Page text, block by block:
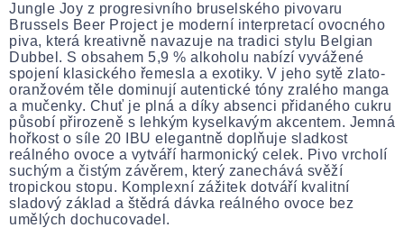
Jungle Joy z progresivního bruselského pivovaru
Brussels Beer Project je moderní interpretací ovocného
piva, která kreativně navazuje na tradici stylu Belgian
Dubbel. S obsahem 5,9 % alkoholu nabízí vyvážené
spojení klasického řemesla a exotiky. V jeho sytě zlato-
oranžovém těle dominují autentické tóny zralého manga
a mučenky. Chuť je plná a díky absenci přidaného cukru
působí přirozeně s lehkým kyselkavým akcentem. Jemná
hořkost o síle 20 IBU elegantně doplňuje sladkost
reálného ovoce a vytváří harmonický celek. Pivo vrcholí
suchým a čistým závěrem, který zanechává svěží
tropickou stopu. Komplexní zážitek dotváří kvalitní
sladový základ a štědrá dávka reálného ovoce bez
umělých dochucovadel.